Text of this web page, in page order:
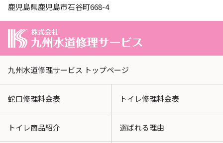
鹿児島県鹿児島市石谷町668-4
九州水道修理サービス トップページ
蛇口修理料金表 トイレ修理料金表
トイレ商品紹介 選ばれる理由